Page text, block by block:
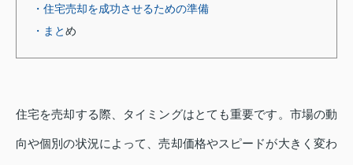
・住宅売却を成功させるための準備
・まとめ
住宅を売却する際、タイミングはとても重要です。市場の動
向や個別の状況によって、売却価格やスピードが大きく変わ